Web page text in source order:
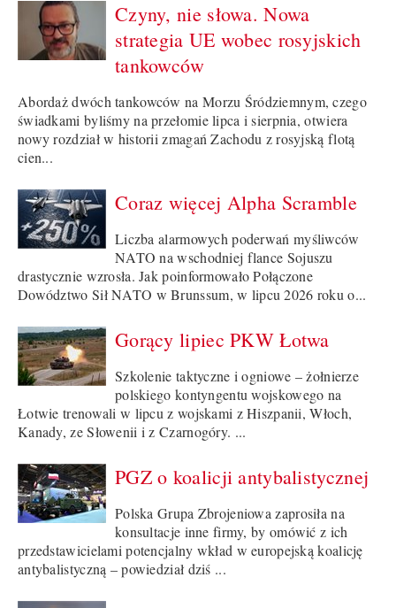
Czyny, nie słowa. Nowa
strategia UE wobec rosyjskich
tankowców
Abordaż dwóch tankowców na Morzu Śródziemnym, czego
świadkami byliśmy na przełomie lipca i sierpnia, otwiera
nowy rozdział w historii zmagań Zachodu z rosyjską flotą
cien...
Coraz więcej Alpha Scramble
Liczba alarmowych poderwań myśliwców
NATO na wschodniej flance Sojuszu
drastycznie wzrosła. Jak poinformowało Połączone
Dowództwo Sił NATO w Brunssum, w lipcu 2026 roku o...
Gorący lipiec PKW Łotwa
Szkolenie taktyczne i ogniowe – żołnierze
polskiego kontyngentu wojskowego na
Łotwie trenowali w lipcu z wojskami z Hiszpanii, Włoch,
Kanady, ze Słowenii i z Czarnogóry. ...
PGZ o koalicji antybalistycznej
Polska Grupa Zbrojeniowa zaprosiła na
konsultacje inne firmy, by omówić z ich
przedstawicielami potencjalny wkład w europejską koalicję
antybalistyczną – powiedział dziś ...